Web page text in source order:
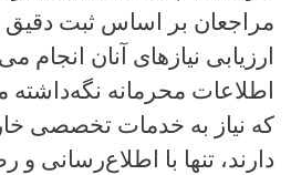
مراجعان بر اساس ثبت دقیق
ارزیابی نیازهای آنان انجام
اطلاعات محرمانه
که نیاز به خدمات تخصصی
دارند، تنها با اطلاع‌رسانی و